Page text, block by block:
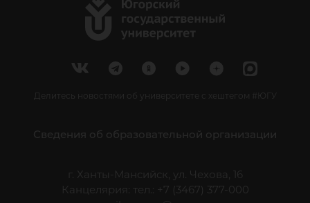
Делитесь новостями об университете с хештегом #ЮГУ
Сведения об образовательной организации
г. Ханты-Мансийск, ул. Чехова, 16
Канцелярия: тел.: +7 (3467) 377-000